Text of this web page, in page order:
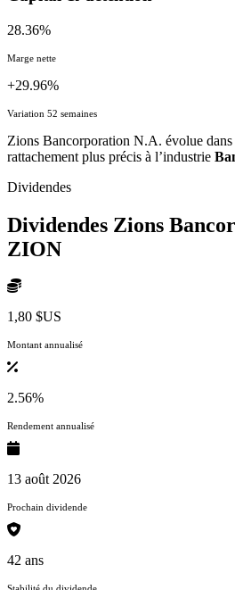
28.36%
Marge nette
+29.96%
Variation 52 semaines
Zions Bancorporation N.A. évolue dans
rattachement plus précis à l’industrie
Dividendes
Dividendes Zions
ZION
1,80 $US
Montant annualisé
2.56%
Rendement annualisé
13 août 2026
Prochain dividende
42 ans